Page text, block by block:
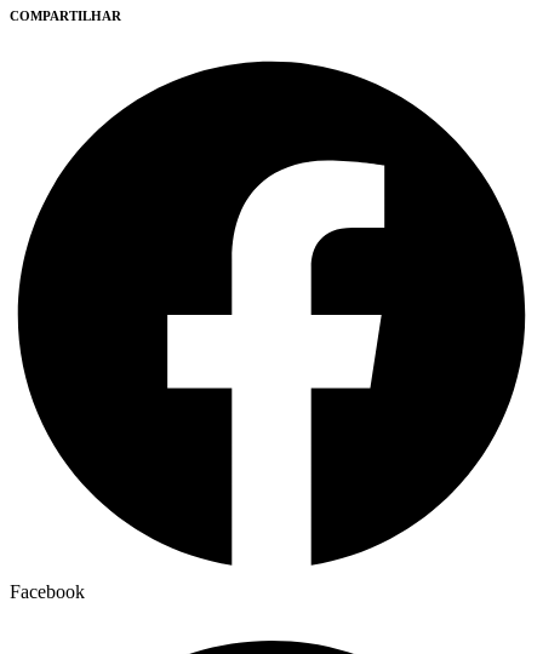
COMPARTILHAR
Facebook